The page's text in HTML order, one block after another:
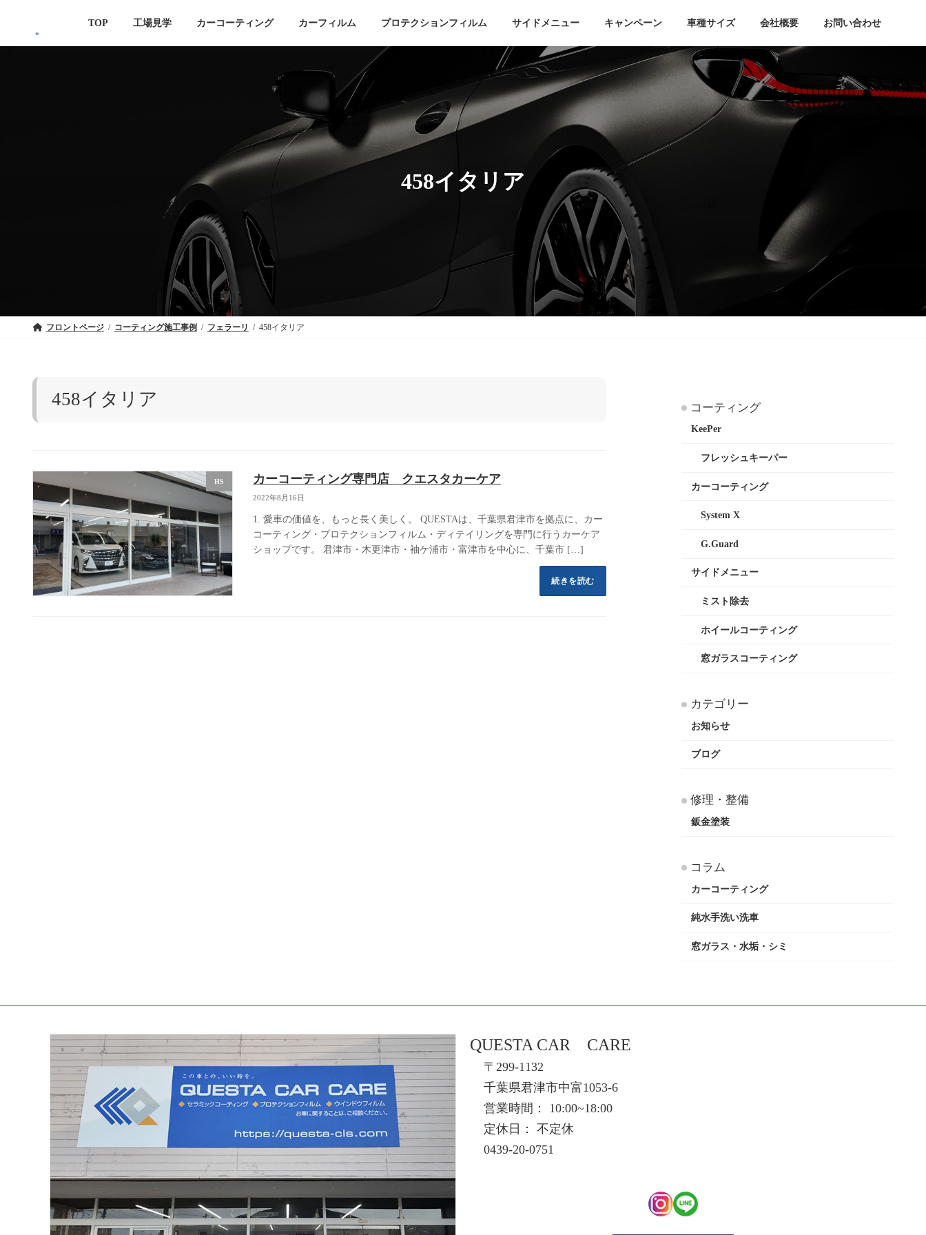
TOP 工場見学 カーコーティング カーフィルム プロテクションフィルム サイドメニュー キャンペーン 車種サイズ 会社概要 お問い合わせ
458イタリア
フロントページ コーティング施工事例 フェラーリ 458イタリア
458イタリア
HS カーコーティング専門店 クエスタカーケア
2022年8月16日
1. 愛車の価値を、もっと長く美しく。 QUESTAは、千葉県君津市を拠点に、カー
コーティング・プロテクションフィルム・ディテイリングを専門に行うカーケア
ショップです。 君津市・木更津市・袖ケ浦市・富津市を中心に、千葉市 […]
続きを読む
コーティング
KeePer
フレッシュキーパー
カーコーティング
System X
G.Guard
サイドメニュー
ミスト除去
ホイールコーティング
窓ガラスコーティング
カテゴリー
お知らせ
ブログ
修理・整備
鈑金塗装
コラム
カーコーティング
純水手洗い洗車
窓ガラス・水垢・シミ
QUESTA CAR CARE
〒299-1132
千葉県君津市中富1053-6
営業時間： 10:00~18:00
定休日： 不定休
0439-20-0751